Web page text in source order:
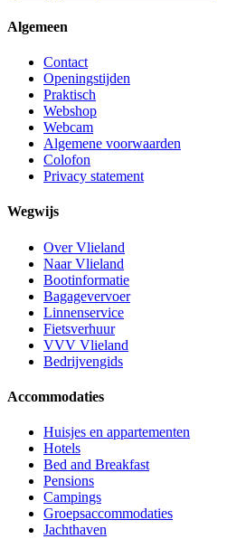
Algemeen
Contact
Openingstijden
Praktisch
Webshop
Webcam
Algemene voorwaarden
Colofon
Privacy statement
Wegwijs
Over Vlieland
Naar Vlieland
Bootinformatie
Bagagevervoer
Linnenservice
Fietsverhuur
VVV Vlieland
Bedrijvengids
Accommodaties
Huisjes en appartementen
Hotels
Bed and Breakfast
Pensions
Campings
Groepsaccommodaties
Jachthaven